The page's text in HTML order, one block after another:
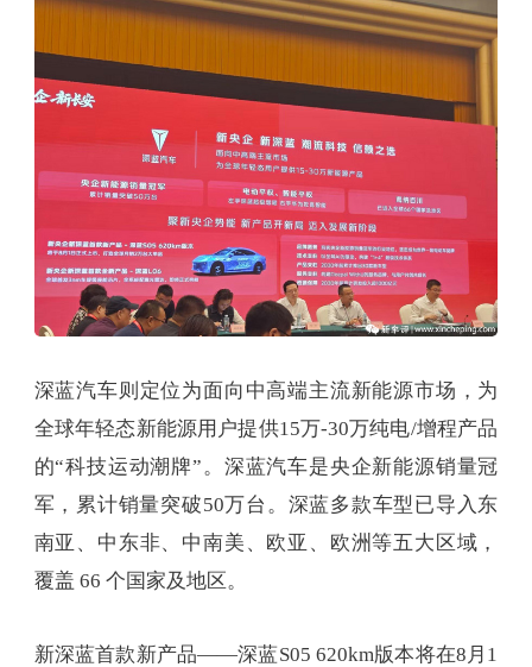
深蓝汽车则定位为面向中高端主流新能源市场，为
全球年轻态新能源用户提供15万-30万纯电/增程产品
的“科技运动潮牌”。深蓝汽车是央企新能源销量冠
军，累计销量突破50万台。深蓝多款车型已导入东
南亚、中东非、中南美、欧亚、欧洲等五大区域，
覆盖 66 个国家及地区。
新深蓝首款新产品——深蓝S05 620km版本将在8月1